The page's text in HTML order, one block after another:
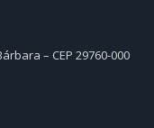
– CEP 29760-000